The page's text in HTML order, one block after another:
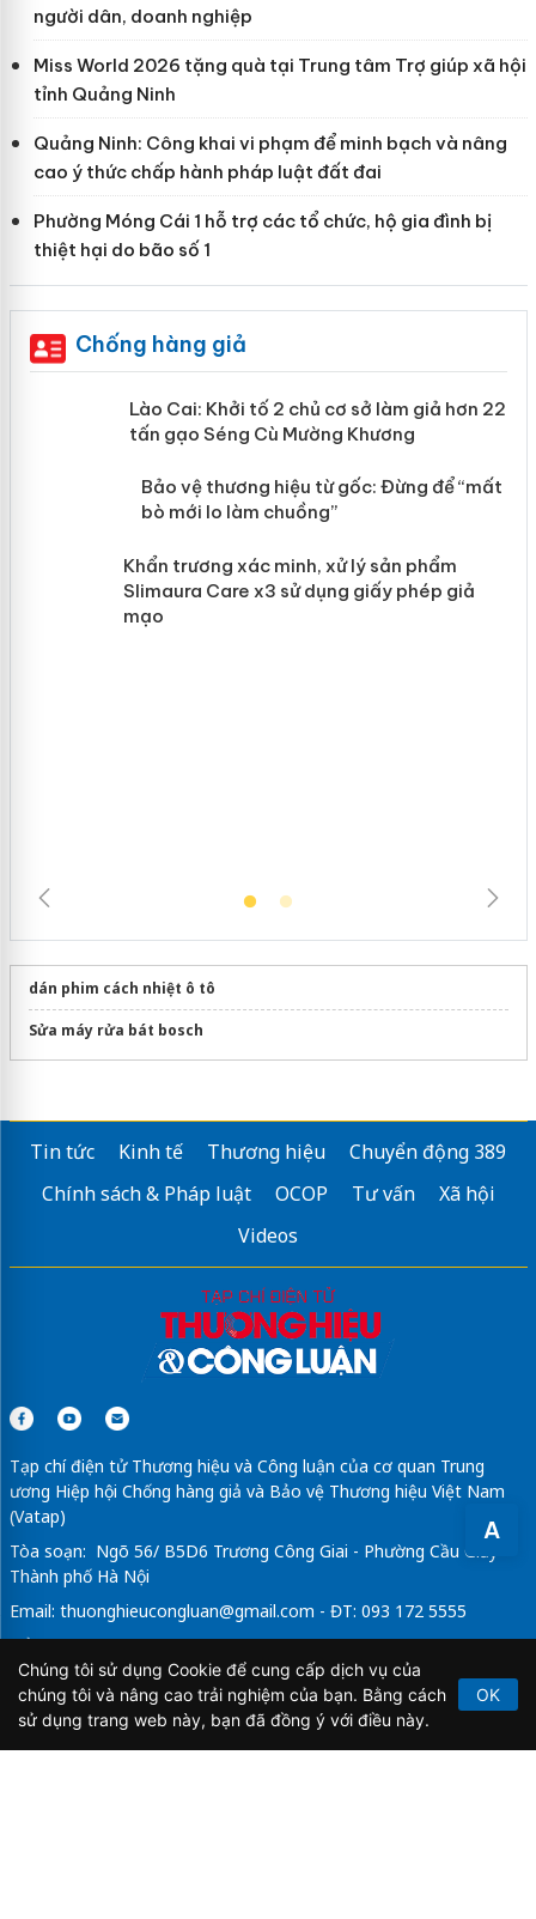
A
người dân, doanh nghiệp
Miss World 2026 tặng quà tại Trung tâm Trợ giúp xã hội
tỉnh Quảng Ninh
Quảng Ninh: Công khai vi phạm để minh bạch và nâng
cao ý thức chấp hành pháp luật đất đai
Phường Móng Cái 1 hỗ trợ các tổ chức, hộ gia đình bị
thiệt hại do bão số 1
Chống hàng giả
Lào Cai: Khởi tố 2 chủ cơ sở làm giả
hơn 22 tấn gạo Séng Cù Mường
Bảo vệ thương hiệu từ gốc: Đừng để
“mất bò mới lo làm chuồng”
dán phim cách nhiệt ô tô
Sửa máy rửa bát bosch
Tin tức Kinh tế Thương hiệu
Chuyển động 389
Chính sách & Pháp luật
OCOP Tư vấn
Xã hội
Videos
Tạp chí điện tử Thương hiệu và Công luận của cơ quan Trung
ương Hiệp hội Chống hàng giả và Bảo vệ Thương hiệu Việt Nam
(Vatap)
Tòa soạn: Ngõ 56/ B5D6 Trương Công Giai - Phường Cầu Giấy -
Thành phố Hà Nội
Email: thuonghieucongluan@gmail.com - ĐT: 093 172 5555
Tổng Biên Tập: Vũ Đức Thuận
Giấy phép hoạt động báo chí điện tử số 64/GP-BTTTT do Bộ
Thông tin và Truyền thông cấp ngày 21/2/2020.
Chúng tôi sử dụng Cookie để cung cấp dịch vụ của
chúng tôi và nâng cao trải nghiệm của bạn. Bằng cách
sử dụng trang web này, bạn đã đồng ý với điều này.
OK